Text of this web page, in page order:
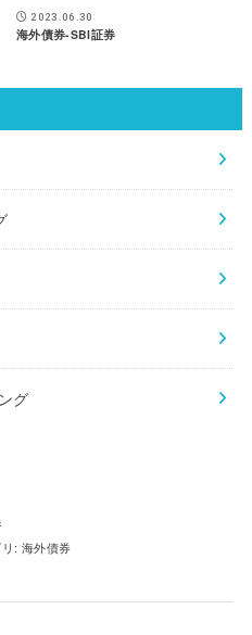
2023.06.30
海外債券-SBI証券
グ
: 海外債券